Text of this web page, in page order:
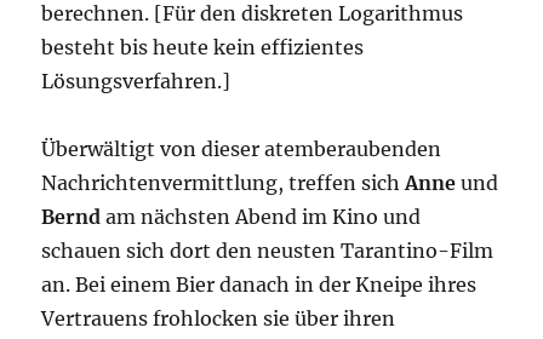
berechnen. [Für den diskreten Logarithmus
besteht bis heute kein effizientes
Lösungsverfahren.]
Überwältigt von dieser atemberaubenden
Nachrichtenvermittlung, treffen sichAnne und
Bernd am nächsten Abend im Kino und
schauen sich dort den neusten Tarantino-Film
an. Bei einem Bier danach in der Kneipe ihres
Vertrauens frohlocken sie über ihren